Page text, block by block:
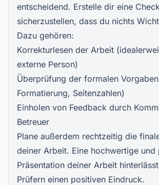
entscheidend. Erstelle dir eine
sicherzustellen, dass du nichts
Dazu gehören:
Korrekturlesen der Arbeit
externe Person)
Überprüfung der formalen
Formatierung, Seitenzahlen)
Einholen von Feedback durch
Betreuer
Plane außerdem rechtzeitig die
deiner Arbeit. Eine hochwertige und
Präsentation deiner Arbeit
Prüfern einen positiven Eindruck.